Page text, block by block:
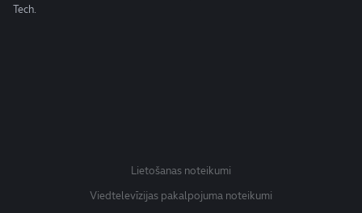
Tech.
Lietošanas noteikumi
Viedtelevīzijas pakalpojuma noteikumi